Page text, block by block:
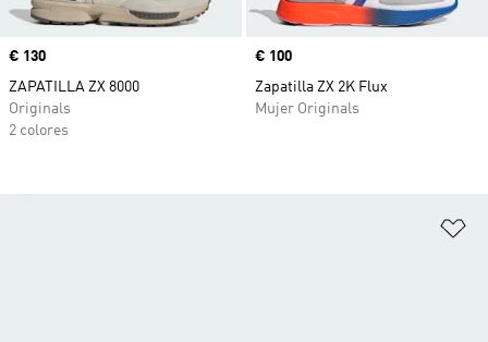
Precio
€ 130
ZAPATILLA ZX 8000
Originals
2 colores
Precio
€ 100
Zapatilla ZX 2K Flux
Mujer Originals